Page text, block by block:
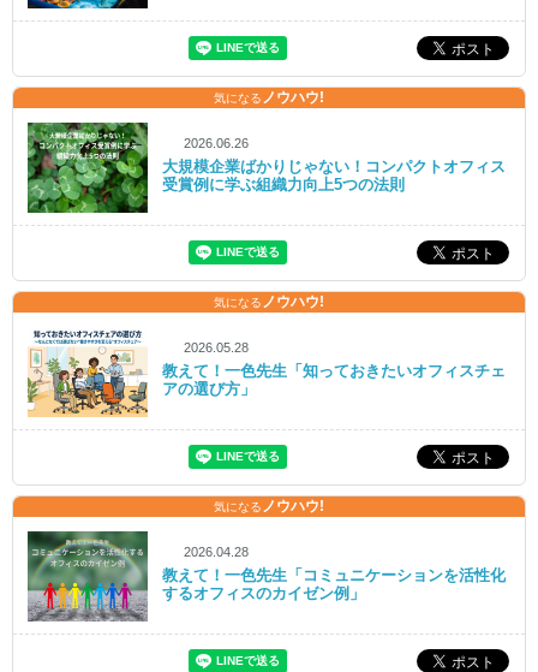
気になるノウハウ!
2026.06.26
大規模企業ばかりじゃない！コンパクトオフィス
受賞例に学ぶ組織力向上5つの法則
気になるノウハウ!
2026.05.28
教えて！一色先生「知っておきたいオフィスチェ
アの選び方」
気になるノウハウ!
2026.04.28
教えて！一色先生「コミュニケーションを活性化
するオフィスのカイゼン例」